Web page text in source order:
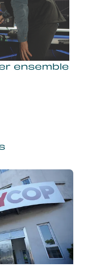
ensemble